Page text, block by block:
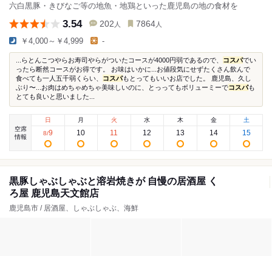
六白黒豚・きびなご等の地魚・地鶏といった鹿児島の地の食材を
3.54 202 人 7864 人
￥4,000～￥4,999 -
...らとんこつやらお寿司やらがついたコースが4000円弱であるので、 コスパでい
ったら断然コースがお得です。 お味はいかに...お値段気にせずたくさん飲んで
食べても一人五千弱くらい、 コスパもとってもいいお店でした。 鹿児島、久し
ぶり〜...お肉はめちゃめちゃ美味しいのに、とっってもボリューミーでコスパも
とても良いと思いました...
空席
情報
日
8/9
月
10
火
11
水
12
木
13
金
14
土
15
黒豚しゃぶしゃぶと溶岩焼きが 自慢の居酒屋 く
ろ屋 鹿児島天文館店
鹿児島市 / 居酒屋、しゃぶしゃぶ、海鮮